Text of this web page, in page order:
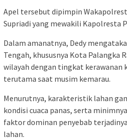
Apel tersebut dipimpin
Supriadi yang mewakili Kapolresta
Dalam amanatnya, Dedy
Tengah, khususnya Kota Palangka
wilayah dengan tingkat kerawanan
terutama saat musim kemarau.
Menurutnya, karakteristik lahan
kondisi cuaca panas, serta
faktor dominan penyebab
lahan.